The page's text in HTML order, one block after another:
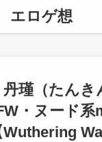
エロゲ想
丹瑾（たん
・ヌード系